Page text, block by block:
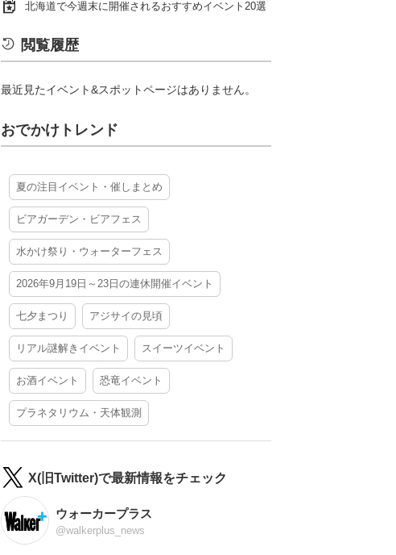
北海道で今週末に開催されるおすすめイベント20選
閲覧履歴
最近見たイベント&スポットページはありません。
おでかけトレンド
夏の注目イベント・催しまとめ
ビアガーデン・ビアフェス
水かけ祭り・ウォーターフェス
2026年9月19日～23日の連休開催イベント
七夕まつり アジサイの見頃
リアル謎解きイベント スイーツイベント
お酒イベント 恐竜イベント
プラネタリウム・天体観測
X(旧Twitter)で最新情報をチェック
ウォーカープラス
@walkerplus_news